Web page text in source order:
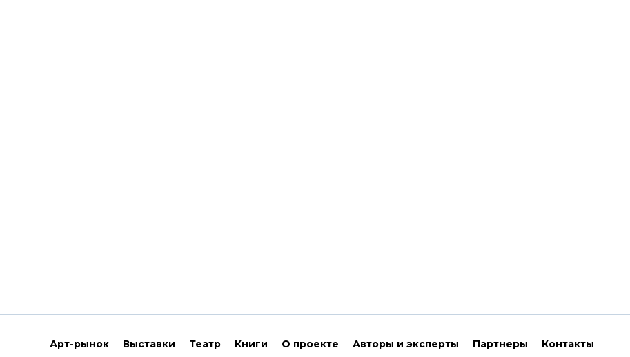
Арт-рынок Выставки Театр Книги О проекте Авторы и эксперты Партнеры Контакты